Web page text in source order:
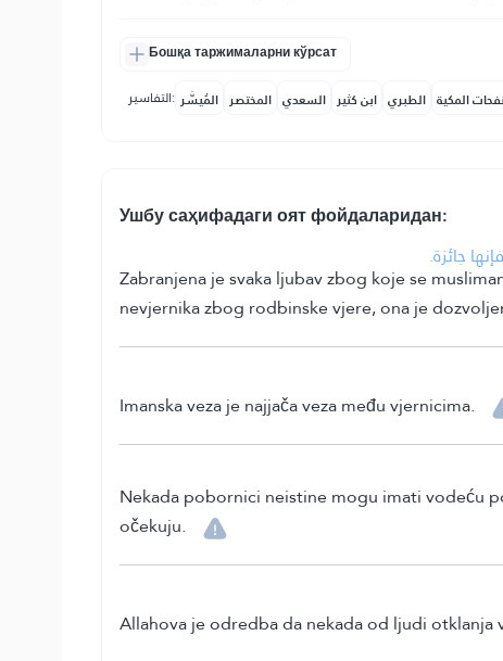
Бошқа таржималарни кўрсат
التفاسير: المُيسَّر المختصر السعدي ابن كثير الطبري المكية
Ушбу саҳифадаги оят фойдаларидан:
جائزة.
Zabranjena je svaka ljubav zbog koje se
nevjernika zbog rodbinske vjere, ona je
Imanska veza je najjača veza među vjernicima.
Nekada pobornici neistine mogu imati vodeću
očekuju.
Allahova je odredba da nekada od ljudi otklanja